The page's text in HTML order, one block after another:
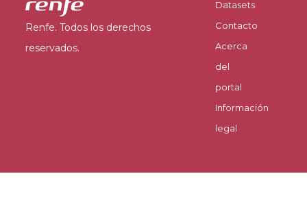
Renfe. Todos los derechos
reservados.
Datasets
Contacto
Acerca
del
portal
Información
legal